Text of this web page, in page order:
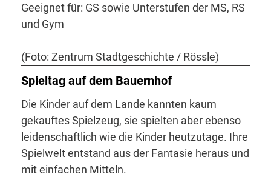
Geeignet für: GS sowie Unterstufen der MS, RS
und Gym
(Foto: Zentrum Stadtgeschichte / Rössle)
Spieltag auf dem Bauernhof
Die Kinder auf dem Lande kannten kaum
gekauftes Spielzeug, sie spielten aber ebenso
leidenschaftlich wie die Kinder heutzutage. Ihre
Spielwelt entstand aus der Fantasie heraus und
mit einfachen Mitteln.